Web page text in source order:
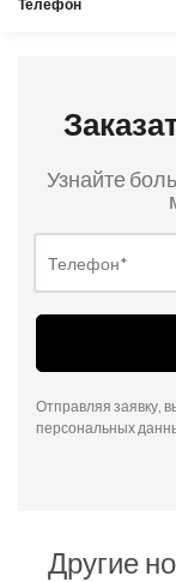
Телефон
Узнайте
Отправляя заявку,
персональных
Другие